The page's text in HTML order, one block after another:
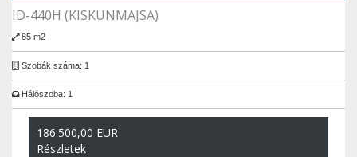
ID-440H (KISKUNMAJSA)
85 m2
Szobák száma: 1
Hálószoba: 1
186.500,00 EUR
Részletek